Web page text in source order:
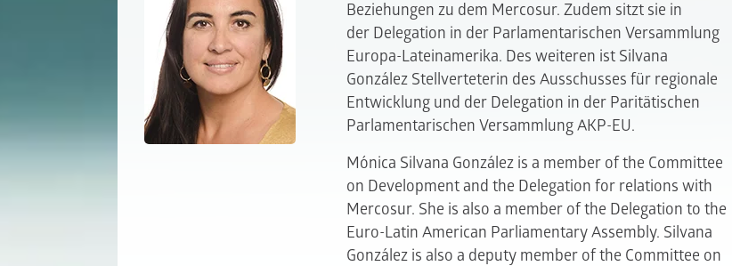
Beziehungen zu dem Mercosur. Zudem sitzt sie in
der Delegation in der Parlamentarischen Versammlung
Europa-Lateinamerika. Des weiteren ist Silvana
González Stellverteterin des Ausschusses für regionale
Entwicklung und der Delegation in der Paritätischen
Parlamentarischen Versammlung AKP-EU.
Mónica Silvana González is a member of the Committee
on Development and the Delegation for relations with
Mercosur. She is also a member of the Delegation to the
Euro-Latin American Parliamentary Assembly. Silvana
González is also a deputy member of the Committee on